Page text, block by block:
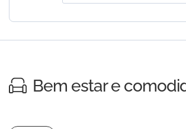
Bem estar e